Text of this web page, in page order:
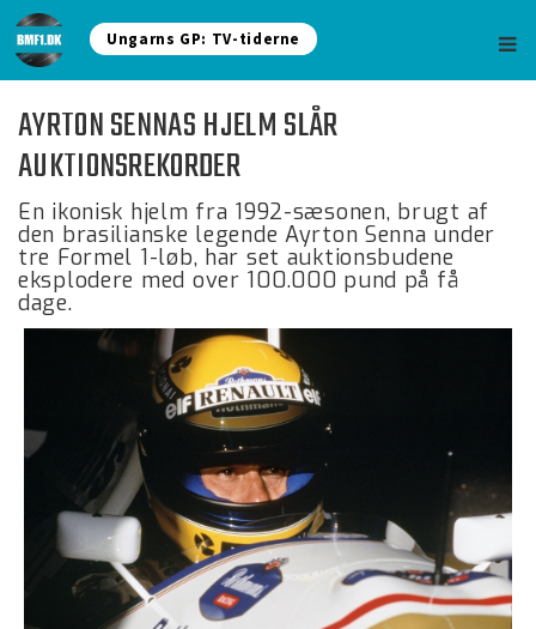
Ungarns GP: TV-tiderne
AYRTON SENNAS HJELM SLÅR
AUKTIONSREKORDER
En ikonisk hjelm fra 1992-sæsonen, brugt af
den brasilianske legende Ayrton Senna under
tre Formel 1-løb, har set auktionsbudene
eksplodere med over 100.000 pund på få
dage.